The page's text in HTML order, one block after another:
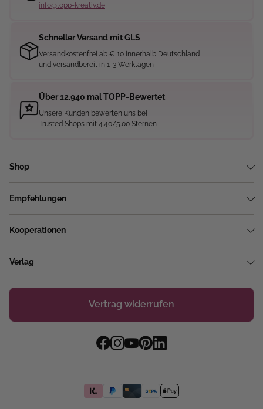
info@topp-kreativ.de
Schneller Versand mit GLS
Versandkostenfrei ab € 10 innerhalb Deutschland
und versandbereit in 1-3 Werktagen
Über 12.940 mal TOPP-Bewertet
Unsere Kunden bewerten uns bei
Trusted Shops mit 4.40/5.00 Sternen
Shop
Empfehlungen
Kooperationen
Verlag
Vertrag widerrufen